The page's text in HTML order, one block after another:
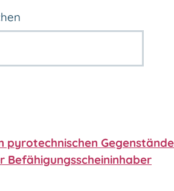
pyrotechnischen
Befähigungsscheininhaber